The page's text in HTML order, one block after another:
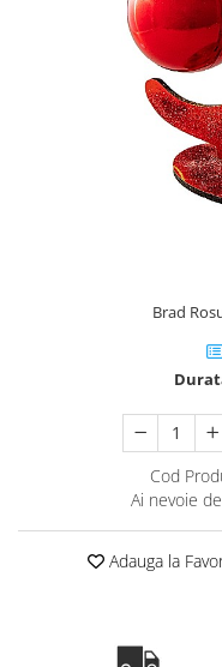
Accesorii și Difuzoare
Difuzoare Uleiuri Clasice
Suporți Conuri & bețe
Suporți Conuri Backflow
Flacoane & Recipiente
Cutii carton și soluții de
Soluții Retail, B2B &
Parfum pentru rufe
Uleiuri parfumate
Odorizante Auto cu
Brad
Cod
Ai nevoie
Adauga la